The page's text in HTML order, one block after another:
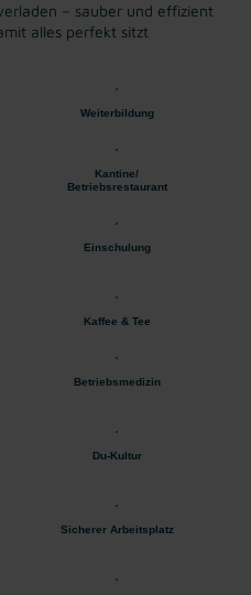
– sauber und effizient
alles perfekt sitzt
Weiterbildung
Kantine/
Betriebsrestaurant
Einschulung
Kaffee & Tee
Betriebsmedizin
Du-Kultur
Sicherer Arbeitsplatz